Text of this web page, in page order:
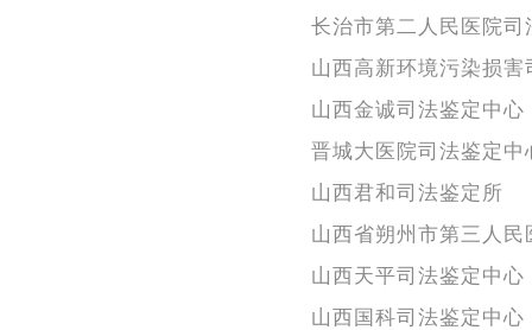
长治市第二人民医院司
山西高新环境污染损害
山西金诚司法鉴定中心
晋城大医院司法鉴定中
山西君和司法鉴定所
山西省朔州市第三人
山西天平司法鉴定中心
山西国科司法鉴定中心